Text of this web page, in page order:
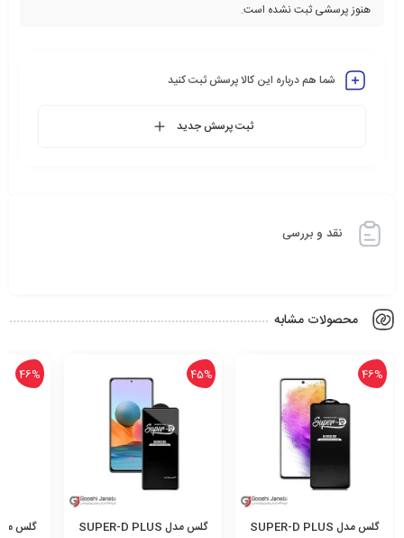
هنوز پرسشی ثبت نشده است.
شما هم درباره این کالا پرسش ثبت کنید
ثبت پرسش جدید
نقد و بررسی
محصولات مشابه
45%
گلس مدل SUPER-D PLUS
46%
گلس مدل SUPER-D PLUS
45%